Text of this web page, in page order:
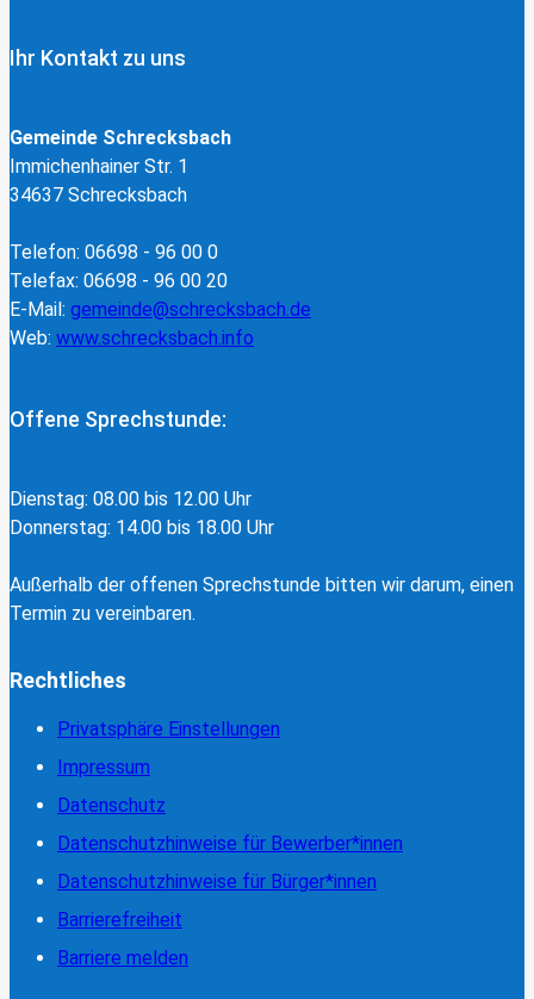
Ihr Kontakt zu uns
Gemeinde Schrecksbach
Immichenhainer Str. 1
34637 Schrecksbach
Telefon: 06698 - 96 00 0
Telefax: 06698 - 96 00 20
E-Mail: gemeinde@schrecksbach.de
Web: www.schrecksbach.info
Offene Sprechstunde:
Dienstag: 08.00 bis 12.00 Uhr
Donnerstag: 14.00 bis 18.00 Uhr
Außerhalb der offenen Sprechstunde bitten wir darum, einen
Termin zu vereinbaren.
Rechtliches
Privatsphäre Einstellungen
Impressum
Datenschutz
Datenschutzhinweise für Bewerber*innen
Datenschutzhinweise für Bürger*innen
Barrierefreiheit
Barriere melden